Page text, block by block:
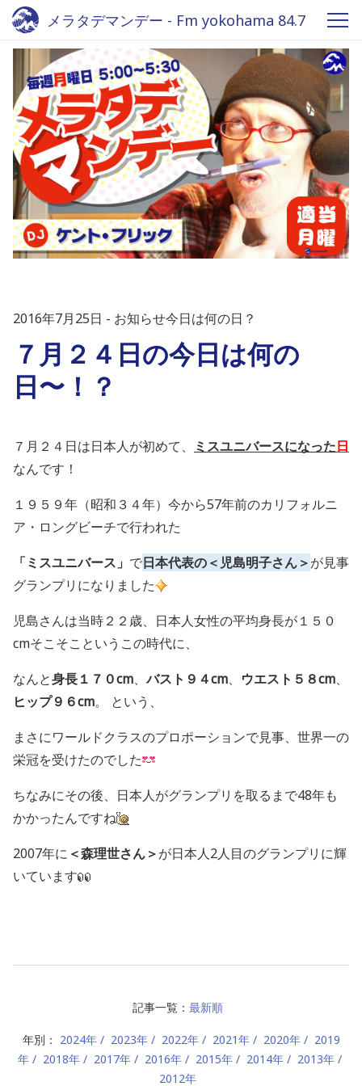
メラタデマンデー - Fm yokohama 84.7
2016年7月25日 お知らせ今日は何の日？
７月２４日の今日は何の
日〜！？
７月２４日は日本人が初めて、 ミスユニバースになった日
なんです！
１９５９年（昭和３４年）今から57年前のカリフォルニ
ア・ロングビーチで行われた
「ミスユニバース」 で日本代表の＜児島明子さん＞が見事
グランプリになりました
児島さんは当時２２歳、日本人女性の平均身長が１５０
cmそこそこというこの時代に、
なんと身長１７０cm、バスト９４cm、 ウエスト５８cm、
ヒップ９６cm。 という、
まさにワールドクラスのプロポーションで見事、世界一の
栄冠を受けたのでした
ちなみにその後、日本人がグランプリを取るまで48年も
かかったんですね
2007年に ＜森理世さん＞が日本人2人目のグランプリに輝
いています
記事一覧： 最新順
年別： 2024年 2023年 2022年 2021年 2020年
2019
年
2018年 2017年 2016年 2015年 2014年
2013年
2012年